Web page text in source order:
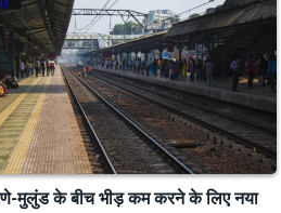
मुलुंड के बीच भीड़ कम करने के लिए नया